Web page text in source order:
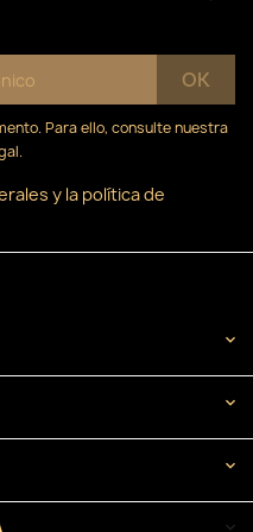
Para ello, consulte nuestra
y la política de



keyboard_arrow_down